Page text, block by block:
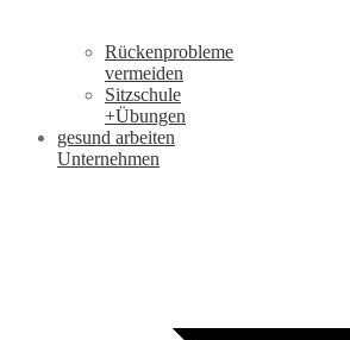
Rückenprobleme
vermeiden
Sitzschule
+Übungen
gesund arbeiten
Unternehmen